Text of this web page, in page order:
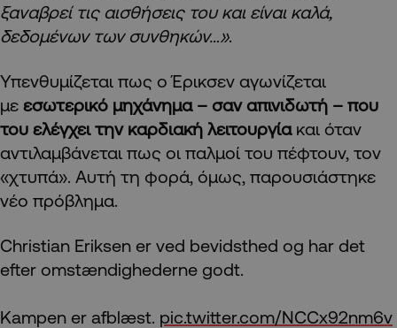
ξαναβρεί τις αισθήσεις του και είναι καλά,
δεδομένων των συνθηκών…».
Υπενθυμίζεται πως ο Έρικσεν αγωνίζεται
με εσωτερικό μηχάνημα – σαν απινιδωτή – που
του ελέγχει την καρδιακή λειτουργίακαι όταν
αντιλαμβάνεται πως οι παλμοί του πέφτουν, τον
«χτυπά». Αυτή τη φορά, όμως, παρουσιάστηκε
νέο πρόβλημα.
Christian Eriksen er ved bevidsthed og har det
efter omstændighederne godt.
Kampen er afblæst. pic.twitter.com/NCCx92nm6v